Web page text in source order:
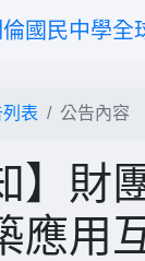
國民中學全
表 公告內容
】財
應用